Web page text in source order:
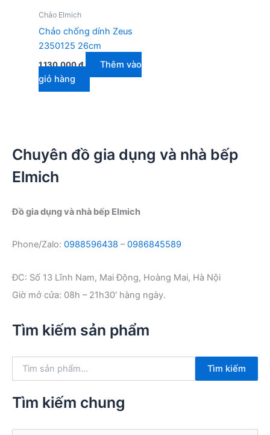
Chảo Elmich
Chảo chống dính Zeus
2350125 26cm
1.130.000₫
Thêm vào
giỏ hàng
Chuyên đồ gia dụng và nhà bếp
Elmich
Đồ gia dụng và nhà bếp Elmich
Phone/Zalo: 0988596438 –0986845589
ĐC: Số 13 Lĩnh Nam, Mai Động, Hoàng Mai, Hà Nội
Giờ mở cửa: 08h – 21h30′ hàng ngày.
Tìm kiếm sản phẩm
k
Tìm kiếm
Tìm kiếm chung